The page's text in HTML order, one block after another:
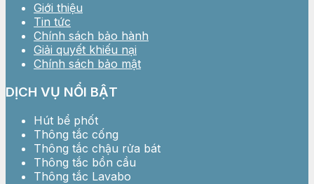
Giới thiệu
Tin tức
Chính sách bảo hành
Giải quyết khiếu nại
Chính sách bảo mật
DỊCH VỤ NỔI BẬT
Hút bể phốt
Thông tắc cống
Thông tắc chậu rửa bát
Thông tắc bồn cầu
Thông tắc Lavabo